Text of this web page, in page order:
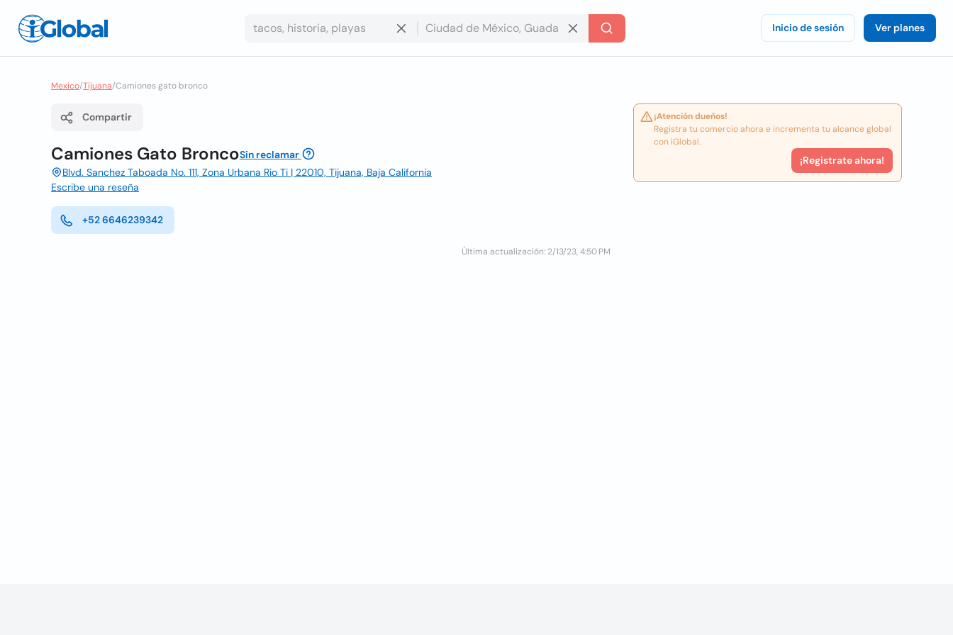
Inicio de sesión Ver planes
Mexico/Tijuana/Camiones gato bronco
Compartir
Camiones Gato BroncoSin reclamar
Blvd. Sanchez Taboada No. 111, Zona Urbana Rio Ti | 22010, Tijuana, Baja California
Escribe una reseña
+52 6646239342
Última actualización: 2/13/23, 4:50 PM
¡Atención dueños!
Registra tu comercio ahora e incrementa tu alcance global
con iGlobal.
¡Registrate ahora!